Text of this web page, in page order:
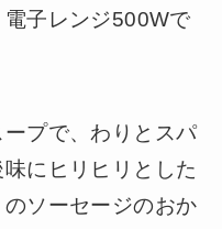
子レンジ500Wで
プで、わりとスパ
にヒリヒリとした
ソーセージのおか